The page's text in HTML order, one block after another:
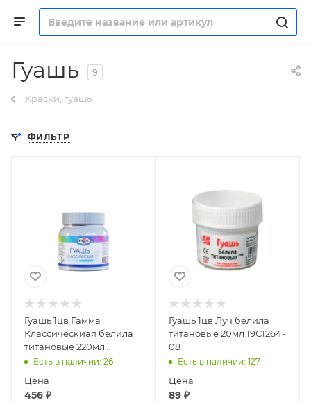
Гуашь 9
Краски, гуашь
ФИЛЬТР
Гуашь 1цв Гамма
Классическиая белила
титановые 220мл
221066221
Есть в наличии: 26
Цена
456 ₽
Гуашь 1цв Луч белила
титановые 20мл 19С1264-
08
Есть в наличии: 127
Цена
89₽